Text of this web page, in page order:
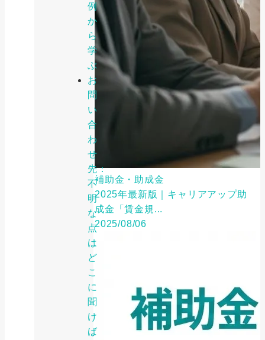
例
か
ら
学
ぶ
お
問
い
合
わ
せ
先：
不
明
な
点
は
ど
こ
に
聞
け
ば
補助金・助成金
2025年最新版｜キャリアアップ助
成金「賃金規...
2025/08/06